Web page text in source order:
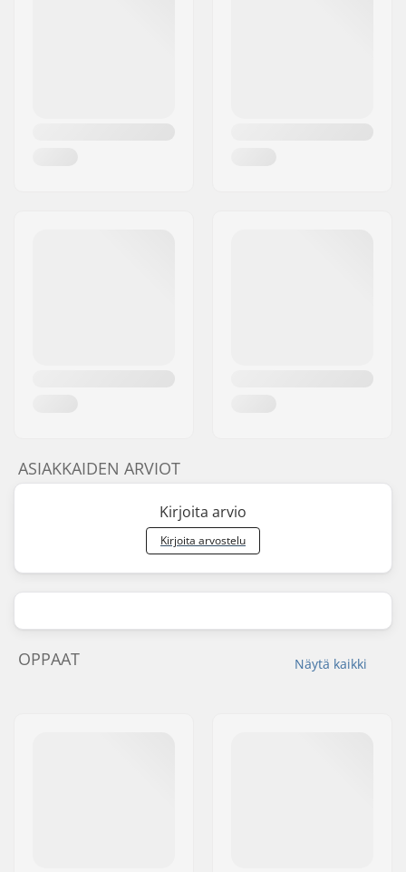
ASIAKKAIDEN ARVIOT
Kirjoita arvio
Kirjoita arvostelu
Näytä kaikki
OPPAAT